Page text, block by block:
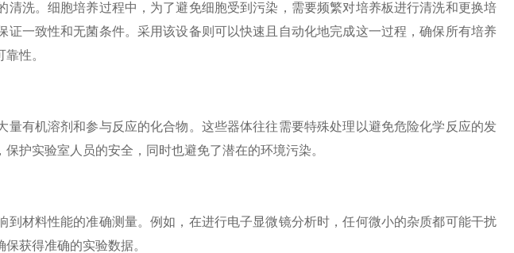
洗。细胞培养过程中，为了避免细胞受到污染，需要频繁对培养板进行清洗和更换培
证一致性和无菌条件。采用该设备则可以快速且自动化地完成这一过程，确保所有培养
性。
有机溶剂和参与反应的化合物。这些器体往往需要特殊处理以避免危险化学反应的发
护实验室人员的安全，同时也避免了潜在的环境污染。
材料性能的准确测量。例如，在进行电子显微镜分析时，任何微小的杂质都可能干扰
获得准确的实验数据。